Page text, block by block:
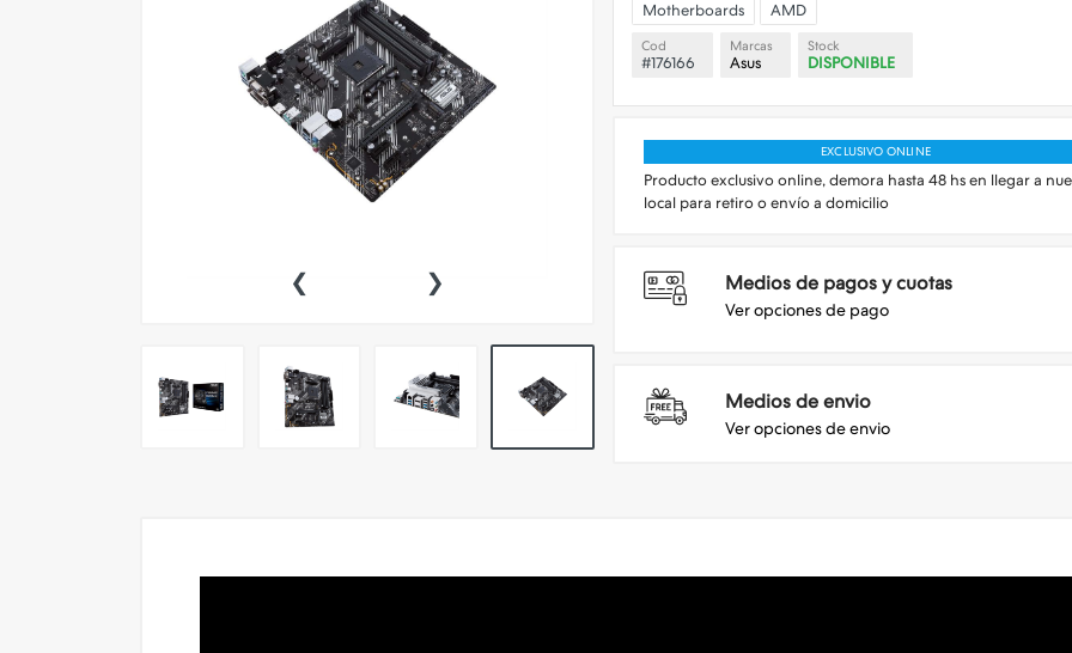
Sillas Gamer
Simuladores
‹ ›
Motherboards AMD
Cod
#176166
Marcas
Asus
Stock
DISPONIBLE
EXCLUSIVO ONLINE
Producto exclusivo online, demora hasta 48 hs en llegar a
local para retiro o envío a domicilio
Medios de pagos y cuotas
Ver opciones de pago
Medios de envio
Ver opciones de envio